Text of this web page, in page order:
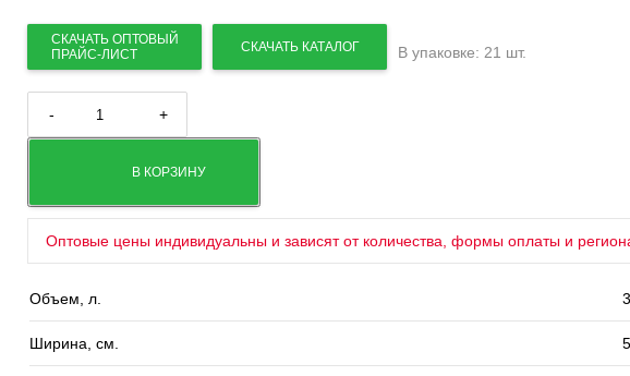
- +
В КОРЗИНУ
СКАЧАТЬ ОПТОВЫЙ
ПРАЙС-ЛИСТ
СКАЧАТЬ КАТАЛОГ В упаковке: 21 шт.
Оптовые цены индивидуальны и зависят от количества, формы оплаты и
Объем, л.
Ширина, см.